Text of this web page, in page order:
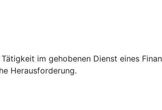
im gehobenen Dienst eines
Herausforderung.